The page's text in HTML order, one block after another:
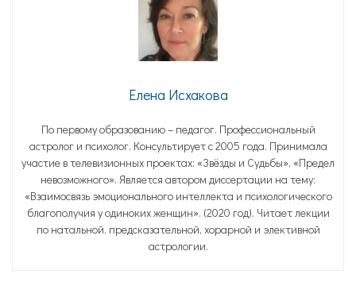
Елена Исхакова
По первому образованию – педагог. Профессиональный
астролог и психолог. Консультирует с 2005 года. Принимала
участие в телевизионных проектах: «Звёзды и Судьбы», «Предел
невозможного». Является автором диссертации на тему:
«Взаимосвязь эмоционального интеллекта и психологического
благополучия у одиноких женщин». (2020 год). Читает лекции
по натальной, предсказательной, хорарной и элективной
астрологии.